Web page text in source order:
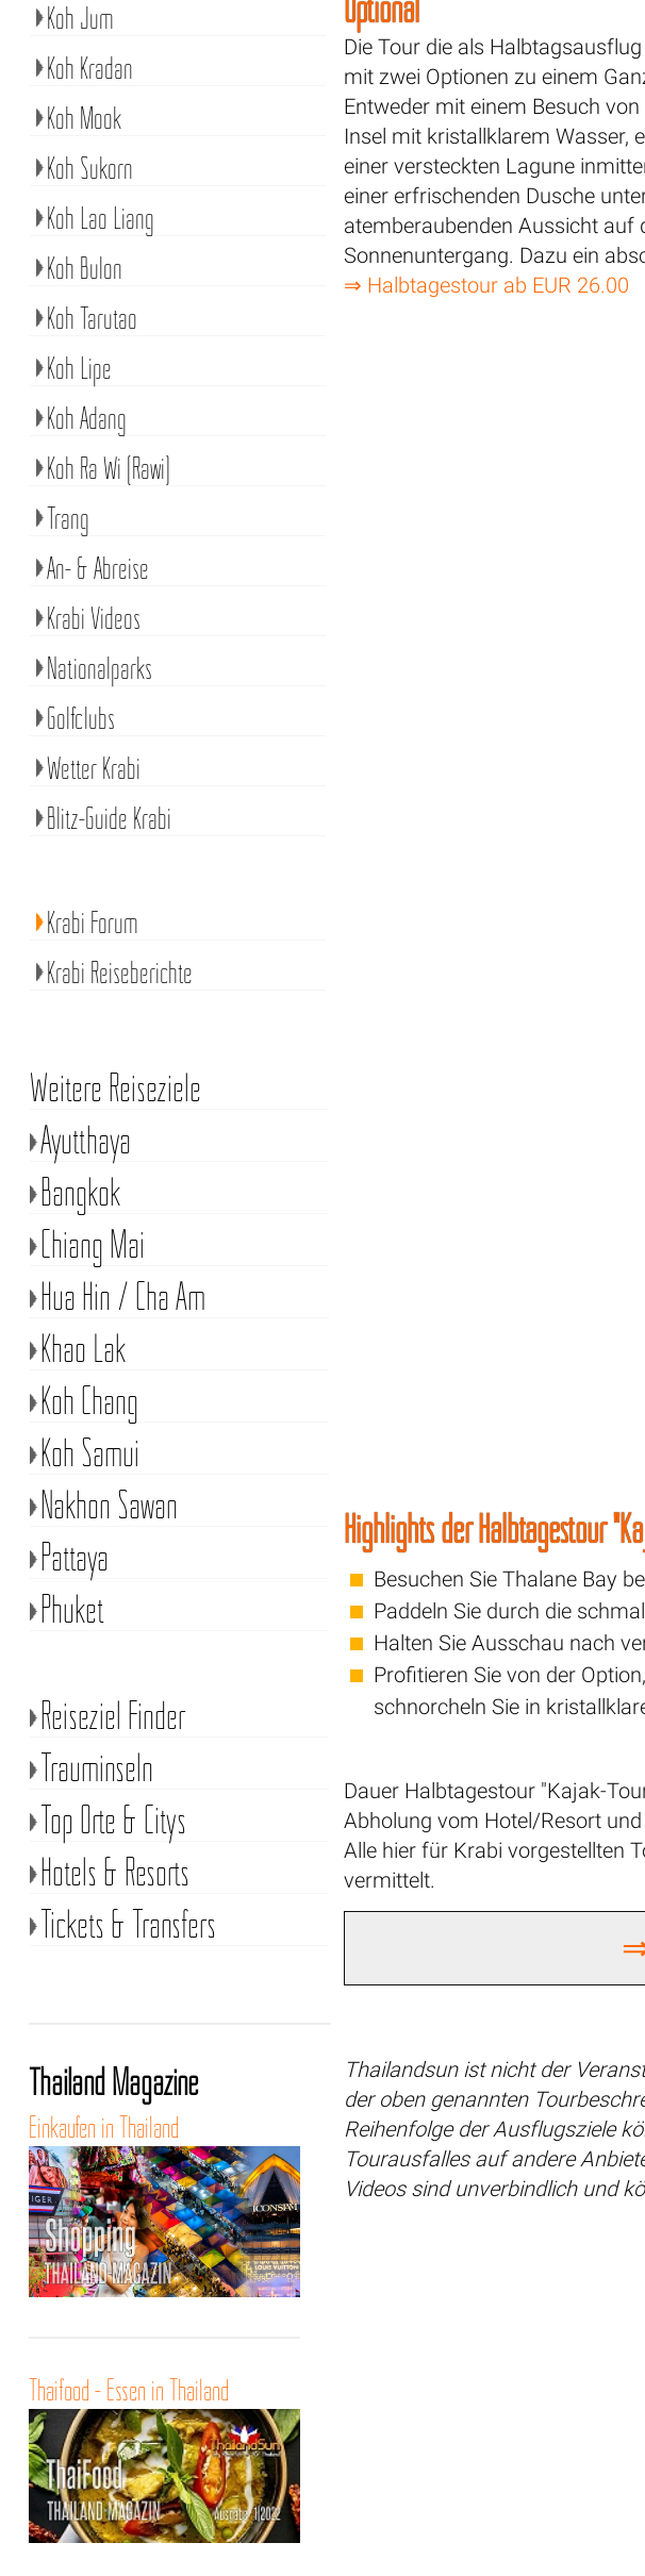
Die Tour die als
mit zwei Optionen zu einem
Entweder mit einem Besuch
Insel mit kristallklarem Wasser,
einer versteckten Lagune
einer erfrischenden Dusche
atemberaubenden Aussicht auf
Sonnenuntergang. Dazu ein
⇒ Halbtagestour ab EUR 26.00
Highlights der Halbtagestour
Besuchen Sie Thalane Bay
Paddeln Sie durch die
Halten Sie Ausschau nach
Profitieren Sie von der
schnorcheln Sie in
Dauer Halbtagestour "Kajak-
Abholung vom Hotel/Resort
Alle hier für Krabi vorgestellten
vermittelt.
Thailandsun ist nicht der
der oben genannten
Reihenfolge der Ausflugsziele
Tourausfalles auf andere
Videos sind unverbindlich und
Koh Jum
Koh Kradan
Koh Mook
Koh Sukorn
Koh Lao Liang
Koh Bulon
Koh Tarutao
Koh Lipe
Koh Adang
Koh Ra Wi (Rawi)
Trang
An- & Abreise
Krabi Videos
Nationalparks
Golfclubs
Wetter Krabi
Blitz-Guide Krabi
Krabi Forum
Krabi Reiseberichte
Weitere Reiseziele
Ayutthaya
Bangkok
Chiang Mai
Hua Hin / Cha Am
Khao Lak
Koh Chang
Koh Samui
Nakhon Sawan
Pattaya
Phuket
Reiseziel Finder
Trauminseln
Top Orte & Citys
Hotels & Resorts
Tickets & Transfers
Thailand Magazine
Einkaufen in Thailand
Thaifood - Essen in Thailand